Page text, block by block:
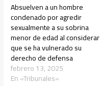
Absuelven a un hombre
condenado por agredir
sexualmente a su sobrina
menor de edad al considerar
que se ha vulnerado su
derecho de defensa
febrero 13, 2025
En «Tribunales»